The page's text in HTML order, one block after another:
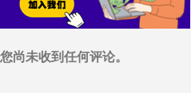
您尚未收到任何评论。